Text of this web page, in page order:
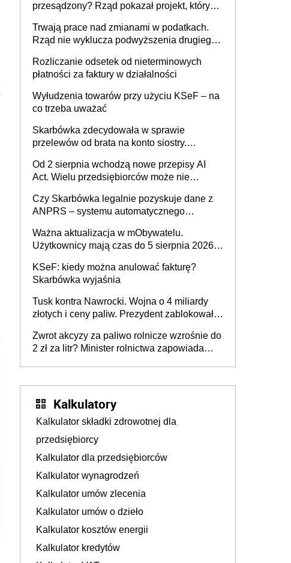
przesądzony? Rząd pokazał projekt, który
Trwają prace nad zmianami w podatkach.
Rząd nie wyklucza podwyższenia drugiego
Rozliczanie odsetek od nieterminowych
płatności za faktury w działalności
Wyłudzenia towarów przy użyciu KSeF – na
co trzeba uważać
Skarbówka zdecydowała w sprawie
przelewów od brata na konto siostry.
darowizna, ale podatku jednak nie będzie
Od 2 sierpnia wchodzą nowe przepisy AI
Act. Wielu przedsiębiorców może nie
Czy Skarbówka legalnie pozyskuje dane z
ANPRS – systemu automatycznego
pojazdów z kamer drogowych?
Ważna aktualizacja w mObywatelu.
Użytkownicy mają czas do 5 sierpnia 2026
KSeF: kiedy można anulować fakturę?
Skarbówka wyjaśnia
Tusk kontra Nawrocki. Wojna o 4 miliardy
złotych i ceny paliw. Prezydent zablokował
wymierzonym we wszystkich polskich
kierowców”
Zwrot akcyzy za paliwo rolnicze wzrośnie do
2 zł za litr? Minister rolnictwa zapowiada
Kalkulatory
Kalkulator składki zdrowotnej dla
przedsiębiorcy
Kalkulator dla przedsiębiorców
Kalkulator wynagrodzeń
Kalkulator umów zlecenia
Kalkulator umów o dzieło
Kalkulator kosztów energii
Kalkulator kredytów